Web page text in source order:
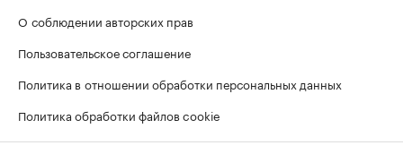
О соблюдении авторских прав
Пользовательское соглашение
Политика в отношении обработки персональных данных
Политика обработки файлов cookie